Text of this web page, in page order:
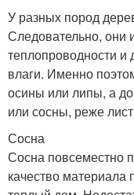
У разных пород
Следовательно, они
теплопроводности
влаги. Именно
осины или липы, а
или сосны, реже
Сосна
Сосна повсеместно
качество материала